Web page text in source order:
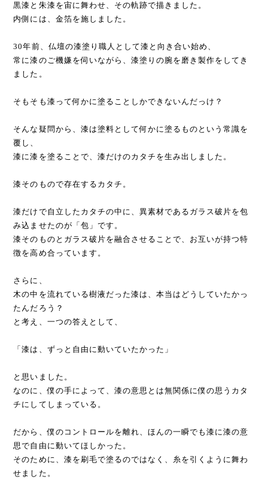
黒漆と朱漆を宙に舞わせ、その軌跡で描きました。
内側には、金箔を施しました。
30年前、仏壇の漆塗り職人として漆と向き合い始め、
常に漆のご機嫌を伺いながら、漆塗りの腕を磨き製作をしてき
ました。
そもそも漆って何かに塗ることしかできないんだっけ？
そんな疑問から、漆は塗料として何かに塗るものという常識を
覆し、
漆に漆を塗ることで、漆だけのカタチを生み出しました。
漆そのもので存在するカタチ。
漆だけで自立したカタチの中に、異素材であるガラス破片を包
み込ませたのが「包」です。
漆そのものとガラス破片を融合させることで、お互いが持つ特
徴を高め合っています。
さらに、
木の中を流れている樹液だった漆は、本当はどうしていたかっ
たんだろう？
と考え、一つの答えとして、
「漆は、ずっと自由に動いていたかった」
と思いました。
なのに、僕の手によって、漆の意思とは無関係に僕の思うカタ
チにしてしまっている。
だから、僕のコントロールを離れ、ほんの一瞬でも漆に漆の意
思で自由に動いてほしかった。
そのために、漆を刷毛で塗るのではなく、糸を引くように舞わ
せました。